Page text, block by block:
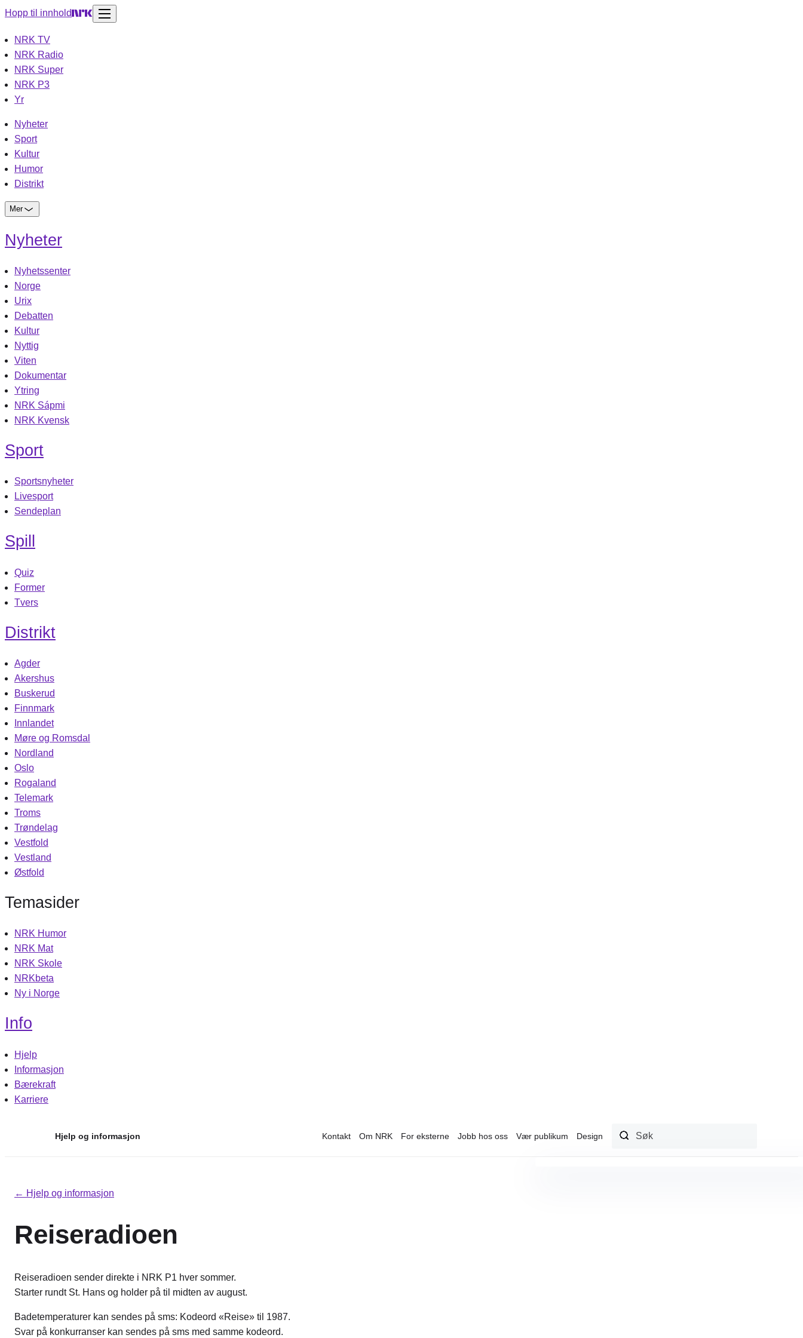
Hopp til innhold
NRK TV
NRK Radio
NRK Super
NRK P3
Yr
Nyheter
Sport
Kultur
Humor
Distrikt
Mer
Nyheter
Nyhetssenter
Norge
Urix
Debatten
Kultur
Nyttig
Viten
Dokumentar
Ytring
NRK Sápmi
NRK Kvensk
Sport
Sportsnyheter
Livesport
Sendeplan
Spill
Quiz
Former
Tvers
Distrikt
Agder
Akershus
Buskerud
Finnmark
Innlandet
Møre og Romsdal
Nordland
Oslo
Rogaland
Telemark
Troms
Trøndelag
Vestfold
Vestland
Østfold
Temasider
NRK Humor
NRK Mat
NRK Skole
NRKbeta
Ny i Norge
Info
Hjelp
Informasjon
Bærekraft
Karriere
Hjelp og informasjon Kontakt Om NRK For eksterne Jobb hos oss Vær publikum Design
innhold
← Hjelp og informasjon
Reiseradioen
Reiseradioen sender direkte i NRK P1 hver sommer.
Starter rundt St. Hans og holder på til midten av august.
Badetemperaturer kan sendes på sms: Kodeord «Reise» til 1987.
Svar på konkurranser kan sendes på sms med samme kodeord.